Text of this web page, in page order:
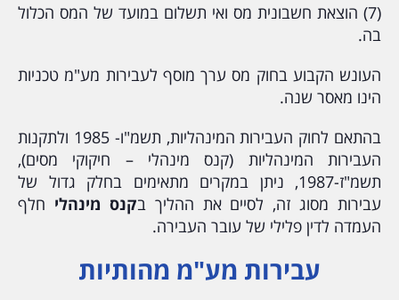
(7) הוצאת חשבונית מס ואי תשלום במועד של המס הכלול
בה.
העונש הקבוע בחוק מס ערך מוסף לעבירות מע"מ טכניות
הינו מאסר שנה.
בהתאם לחוק העבירות המינהליות, תשמ"ו- 1985 ולתקנות
העבירות המינהליות (קנס מינהלי – חיקוקי מסים),
תשמ"ז-1987, ניתן במקרים מתאימים בחלק גדול של
עבירות מסוג זה, לסיים את ההליך בקנס מינהלי חלף
העמדה לדין פלילי של עובר העבירה.
עבירות מע"מ מהותיות